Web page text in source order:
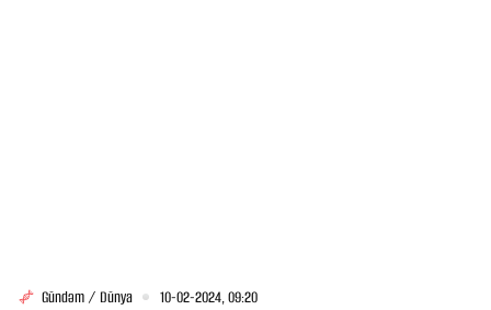
Gündəm / Dünya 10-02-2024, 09:20